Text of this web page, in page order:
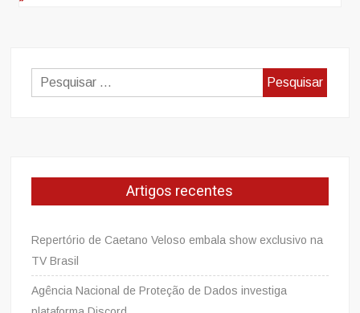
Pesquisar
por:
Artigos recentes
Repertório de Caetano Veloso embala show exclusivo na
TV Brasil
Agência Nacional de Proteção de Dados investiga